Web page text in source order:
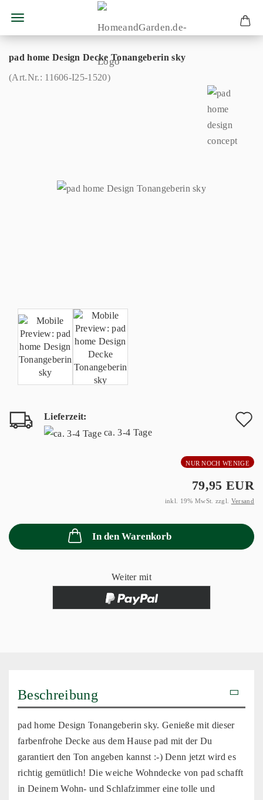
pad home Design Decke Tonangeberin sky
(Art.Nr.: 11606-I25-1520)
Lieferzeit:
ca. 3-4 Tage
NUR NOCH WENIGE
79,95 EUR
inkl. 19% MwSt. zzgl. Versand
In den Warenkorb
Weiter mit
Beschreibung
pad home Design Tonangeberin sky. Genieße mit dieser
farbenfrohe Decke aus dem Hause pad mit der Du
garantiert den Ton angeben kannst :-) Denn jetzt wird es
richtig gemütlich! Die weiche Wohndecke von pad schafft
in Deinem Wohn- und Schlafzimmer eine tolle und